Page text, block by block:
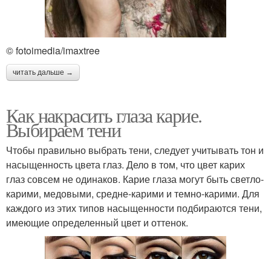
© fotoimedia/imaxtree
читать дальше →
Как накрасить глаза карие.
Выбираем тени
Чтобы правильно выбрать тени, следует учитывать тон и
насыщенность цвета глаз. Дело в том, что цвет карих
глаз совсем не одинаков. Карие глаза могут быть светло-
карими, медовыми, средне-карими и темно-карими. Для
каждого из этих типов насыщенности подбираются тени,
имеющие определенный цвет и оттенок.